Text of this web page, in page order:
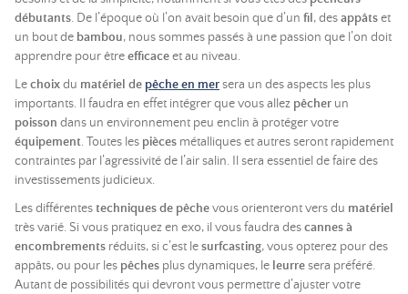
débutants. De l’époque où l’on avait besoin que d’un fil, desappâtset
un bout de bambou, nous sommes passés à une passion que l’on doit
apprendre pour êtreefficaceet au niveau.
Lechoixdu matériel de pêche en mersera un des aspects les plus
importants. Il faudra en effet intégrer que vous allez pêcher un
poisson dans un environnement peu enclin à protéger votre
équipement. Toutes les pièces métalliques et autres seront rapidement
contraintes par l’agressivité de l’air salin. Il sera essentiel de faire des
investissements judicieux.
Les différentestechniques de pêchevous orienteront vers du matériel
très varié. Si vous pratiquez en exo, il vous faudra descannes à
encombrements réduits, si c’est lesurfcasting, vous opterez pour des
appâts, ou pour les pêches plus dynamiques, le leurresera préféré.
Autant de possibilités qui devront vous permettre d’ajuster votre